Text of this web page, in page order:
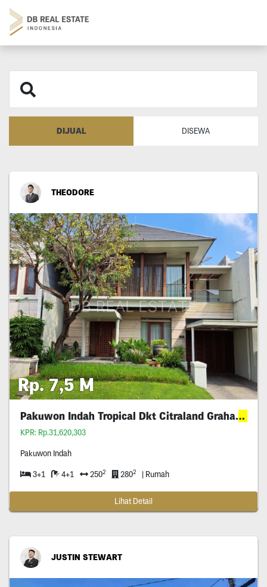
DIJUAL DISEWA
THEODORE
Rp. 7,5 M
Pakuwon Indah Tropical Dkt Citraland Graha
KPR: Rp.31,620,303
Pakuwon Indah
3+1 4+1 2502 2802 | Rumah
Lihat Detail
JUSTIN STEWART